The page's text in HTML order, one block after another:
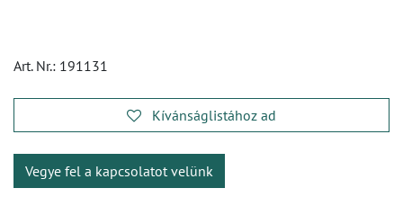
Art. Nr.: 191131
Kívánságlistához ad
Vegye fel a kapcsolatot velünk